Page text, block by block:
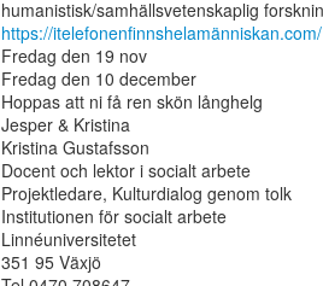
https://itelefonenfinnshelamänniskan.com/
Fredag den 19 nov
Fredag den 10 december
Hoppas att ni få ren skön långhelg
Jesper & Kristina
Kristina Gustafsson
Docent och lektor i socialt arbete
Projektledare, Kulturdialog genom tolk
Institutionen för socialt arbete
Linnéuniversitetet
351 95 Växjö